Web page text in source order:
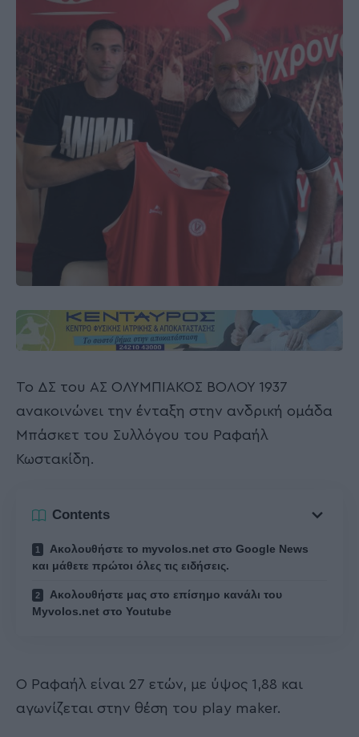
Το ΔΣ του ΑΣ ΟΛΥΜΠΙΑΚΟΣ ΒΟΛΟΥ 1937
ανακοινώνει την ένταξη στην ανδρική ομάδα
Μπάσκετ του Συλλόγου του Ραφαήλ
Κωστακίδη.
Contents
Ακολουθήστε το myvolos.net στο Google News
και μάθετε πρώτοι όλες τις ειδήσεις.
Ακολουθήστε μας στο επίσημο κανάλι του
Myvolos.net στο Youtube
Ο Ραφαήλ είναι 27 ετών, με ύψος 1,88 και
αγωνίζεται στην θέση του play maker.